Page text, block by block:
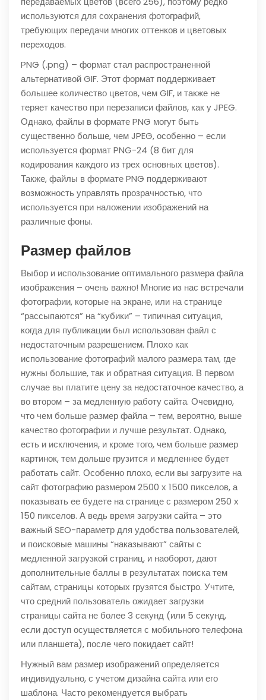
используются для сохранения фотографий,
требующих передачи многих оттенков и цветовых
переходов.
PNG (.png) – формат стал распространенной
альтернативой GIF. Этот формат поддерживает
большее количество цветов, чем GIF, и также не
теряет качество при перезаписи файлов, как у JPEG.
Однако, файлы в формате PNG могут быть
существенно больше, чем JPEG, особенно – если
используется формат PNG-24 (8 бит для
кодирования каждого из трех основных цветов).
Также, файлы в формате PNG поддерживают
возможность управлять прозрачностью, что
используется при наложении изображений на
различные фоны.
Размер файлов
Выбор и использование оптимального размера файла
изображения – очень важно! Многие из нас встречали
фотографии, которые на экране, или на странице
“рассыпаются” на “кубики” – типичная ситуация,
когда для публикации был использован файл с
недостаточным разрешением. Плохо как
использование фотографий малого размера там, где
нужны большие, так и обратная ситуация. В первом
случае вы платите цену за недостаточное качество, а
во втором – за медленную работу сайта. Очевидно,
что чем больше размер файла – тем, вероятно, выше
качество фотографии и лучше результат. Однако,
есть и исключения, и кроме того, чем больше размер
картинок, тем дольше грузится и медленнее будет
работать сайт. Особенно плохо, если вы загрузите на
сайт фотографию размером 2500 х 1500 пикселов, а
показывать ее будете на странице с размером 250 х
150 пикселов. А ведь время загрузки сайта – это
важный SEO-параметр для удобства пользователей,
и поисковые машины “наказывают” сайты с
медленной загрузкой страниц, и наоборот, дают
дополнительные баллы в результатах поиска тем
сайтам, страницы которых грузятся быстро. Учтите,
что средний пользователь ожидает загрузки
страницы сайта не более 3 секунд (или 5 секунд,
если доступ осуществляется с мобильного телефона
или планшета), после чего покидает сайт!
Нужный вам размер изображений определяется
индивидуально, с учетом дизайна сайта или его
шаблона. Часто рекомендуется выбрать